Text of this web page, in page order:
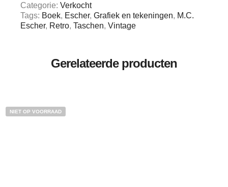
Categorie: Verkocht
Tags: Boek, Escher, Grafiek en tekeningen, M.C.
Escher, Retro, Taschen, Vintage
Gerelateerde producten
NIET OP VOORRAAD